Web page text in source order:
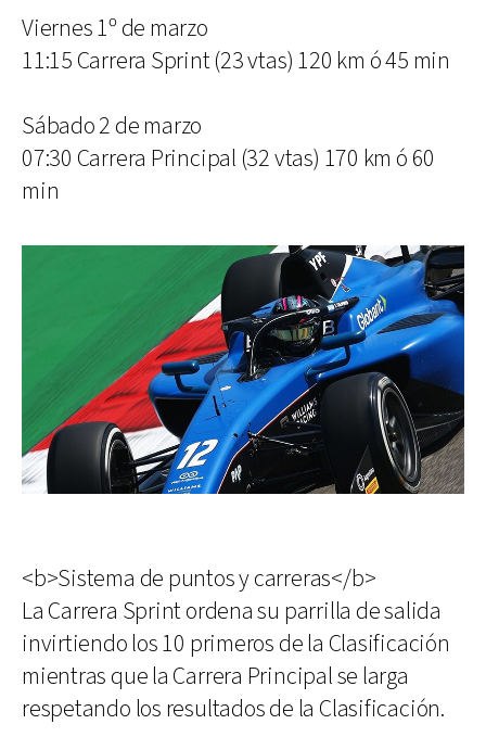
Viernes 1º de marzo
11:15 Carrera Sprint (23 vtas) 120 km ó 45 min
Sábado 2 de marzo
07:30 Carrera Principal (32 vtas) 170 km ó 60
min
<b>Sistema de puntos y carreras</b>
La Carrera Sprint ordena su parrilla de salida
invirtiendo los 10 primeros de la Clasificación
mientras que la Carrera Principal se larga
respetando los resultados de la Clasificación.